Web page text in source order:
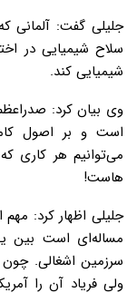
جلیلی گفت: آلمانی
سلاح شیمیایی در
شیمیایی کند.
وی بیان کرد:
است و بر اصول
می‌توانیم هر کاری
هاست!
جلیلی اظهار کرد:
مساله‌ای است بین
سرزمین اشغالی.
ولی فریاد آن را